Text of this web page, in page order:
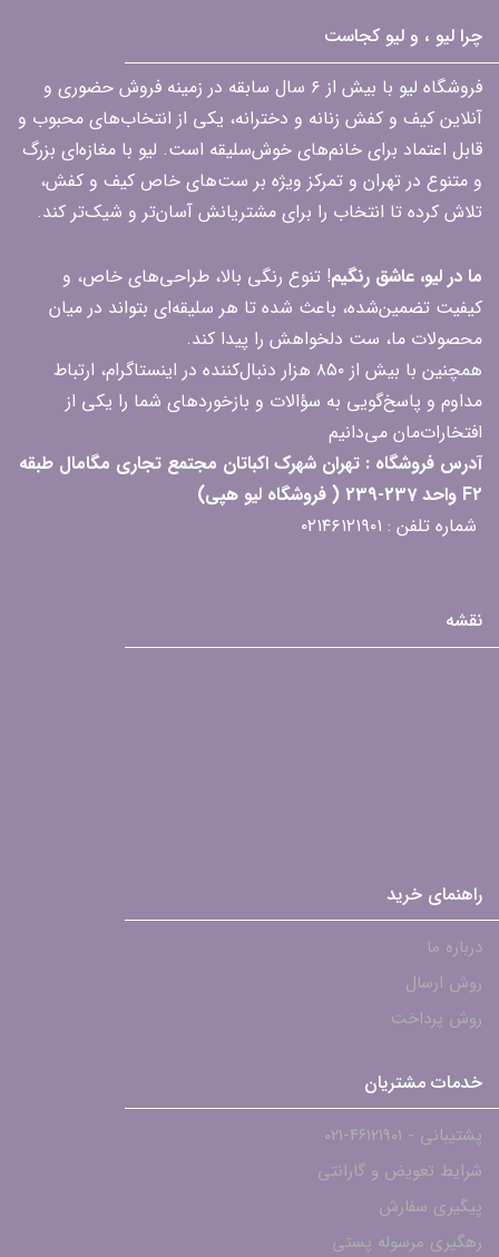
چرا لیو ، و لیو کجاست
فروشگاه لیو با بیش از ۶ سال سابقه در زمینه فروش حضوری و
آنلاین کیف و کفش زنانه و دخترانه، یکی از انتخاب‌های محبوب و
قابل اعتماد برای خانم‌های خوش‌سلیقه است. لیو با مغازه‌ای بزرگ
و متنوع در تهران و تمرکز ویژه بر ست‌های خاص کیف و کفش،
تلاش کرده تا انتخاب را برای مشتریانش آسان‌تر و شیک‌تر کند.
ما در لیو، عاشق رنگیم! تنوع رنگی بالا، طراحی‌های خاص، و
کیفیت تضمین‌شده، باعث شده تا هر سلیقه‌ای بتواند در میان
محصولات ما، ست دلخواهش را پیدا کند.
همچنین با بیش از ۸۵۰ هزار دنبال‌کننده در اینستاگرام، ارتباط
مداوم و پاسخ‌گویی به سؤالات و بازخوردهای شما را یکی از
افتخارات‌مان می‌دانیم
آدرس فروشگاه : تهران شهرک اکباتان مجتمع تجاری مگامال طبقه
F2 واحد 237-239 ( فروشگاه لیو هپی)
شماره تلفن : ۰۲۱۴۶۱۲۱۹۰۱
نقشه
راهنمای خرید
درباره ما
روش ارسال
روش پرداخت
خدمات مشتریان
پشتیبانی - ۴۶۱۲۱۹۰۱-021
شرایط تعویض و گارانتی
پیگیری سفارش
رهگیری مرسوله پستی